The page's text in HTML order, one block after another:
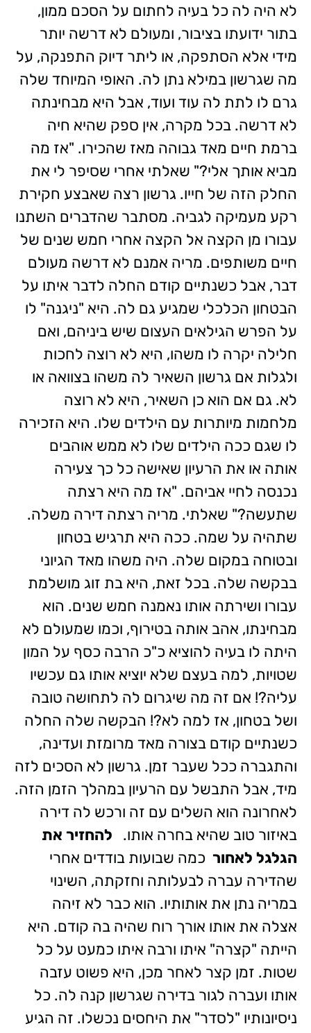
לא היה לה כל בעיה לחתום על הסכם ממון,
בתור ידועתו בציבור, ומעולם לא דרשה יותר
מידי אלא הסתפקה, או ליתר דיוק התפנקה, על
מה שגרשון במילא נתן לה. האופי המיוחד שלה
גרם לו לתת לה עוד ועוד, אבל היא מבחינתה
לא דרשה. בכל מקרה, אין ספק שהיא חיה
ברמת חיים מאד גבוהה מאז שהכירו. "אז מה
מביא אותך אלי?" שאלתי אחרי שסיפר לי את
החלק הזה של חייו. גרשון רצה שאבצע חקירת
רקע מעמיקה לגביה. מסתבר שהדברים השתנו
עבורו מן הקצה אל הקצה אחרי חמש שנים של
חיים משותפים. מריה אמנם לא דרשה מעולם
דבר, אבל כשנתיים קודם החלה לדבר איתו על
הבטחון הכלכלי שמגיע גם לה. היא "ניגנה" לו
על הפרש הגילאים העצום שיש ביניהם, ואם
חלילה יקרה לו משהו, היא לא רוצה לחכות
ולגלות אם גרשון השאיר לה משהו בצוואה או
לא. גם אם הוא כן השאיר, היא לא רוצה
מלחמות מיותרות עם הילדים שלו. היא הזכירה
לו שגם ככה הילדים שלו לא ממש אוהבים
אותה או את הרעיון שאישה כל כך צעירה
נכנסה לחיי אביהם. "אז מה היא רצתה
שתעשה?" שאלתי. מריה רצתה דירה משלה.
שתהיה על שמה. ככה היא תרגיש בטחון
ובטוחה במקום שלה. היה משהו מאד הגיוני
בבקשה שלה. בכל זאת, היא בת זוג מושלמת
עבורו ושירתה אותו נאמנה חמש שנים. הוא
מבחינתו, אהב אותה בטירוף, וכמו שמעולם לא
היתה לו בעיה להוציא כ"כ הרבה כסף על המון
שטויות, למה בעצם שלא יוציא אותו גם עכשיו
עליה?! אם זה מה שיגרום לה לתחושה טובה
ושל בטחון, אז למה לא?! הבקשה שלה החלה
כשנתיים קודם בצורה מאד מרומזת ועדינה,
והתגברה ככל שעבר זמן. גרשון לא הסכים לזה
מיד, אבל התבשל עם הרעיון במהלך הזמן הזה.
לאחרונה הוא השלים עם זה ורכש לה דירה
באיזור טוב שהיא בחרה אותו. להחזיר את
הגלגל לאחור כמה שבועות בודדים אחרי
שהדירה עברה לבעלותה וחזקתה, השינוי
במריה נתן את אותותיו. הוא כבר לא זיהה
אצלה את אותו אורך רוח שהיה בה קודם. היא
הייתה "קצרה" איתו ורבה איתו כמעט על כל
שטות. זמן קצר לאחר מכן, היא פשוט עזבה
אותו ועברה לגור בדירה שגרשון קנה לה. כל
ניסיונותיו "לסדר" את היחסים נכשלו. זה הגיע